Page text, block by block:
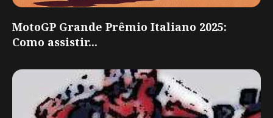
MotoGP Grande Prêmio Italiano 2025:
Como assistir...